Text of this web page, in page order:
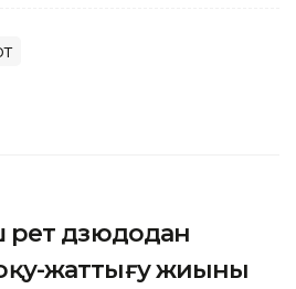
рет дзюдодан
жаттығу жиыны